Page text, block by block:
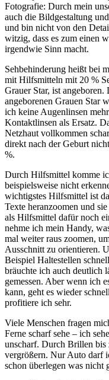
Fotografie: Durch mein
auch die Bildgestaltung
und bin nicht von den
witzig, dass es zum einen
irgendwie Sinn macht.
Sehbehinderung heißt bei
mit Hilfsmitteln mit 20 %
Grauer Star, ist
angeborenen Grauen Star
ich keine Augenlinsen
Kontaktlinsen als Ersatz.
Netzhaut vollkommen
direkt nach der Geburt
%.
Durch Hilfsmittel komme
beispielsweise nicht
wichtigstes Hilfsmittel ist
Texte heranzoomen und
als Hilfsmittel dafür noch
nehme ich mein Handy,
mal weiter raus zoomen,
Ausschnitt zu orientieren.
Beispiel Haltestellen
bräuchte ich auch deutlich
gemessen. Aber wenn ich
kann, geht es wieder
profitiere ich sehr.
Viele Menschen fragen
Ferne scharf sehe – ich
unscharf. Durch Brillen
vergrößern. Nur Auto darf
schon überlegen was nicht